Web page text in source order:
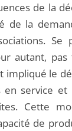
de la
de la
autant,
impliqué le
en service
Cette
de